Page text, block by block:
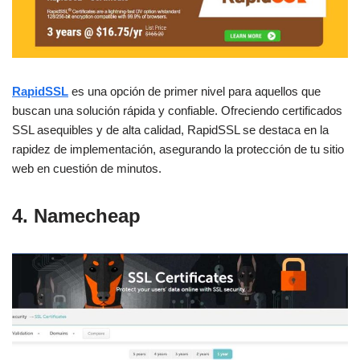
RapidSSL es una opción de primer nivel para aquellos que
buscan una solución rápida y confiable. Ofreciendo certificados
SSL asequibles y de alta calidad, RapidSSL se destaca en la
rapidez de implementación, asegurando la protección de tu sitio
web en cuestión de minutos.
4. Namecheap